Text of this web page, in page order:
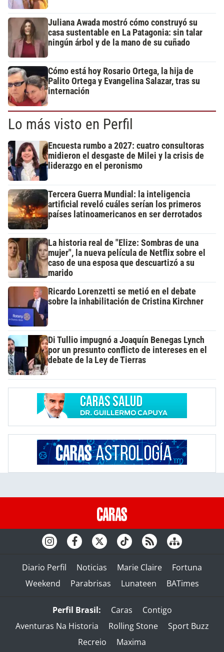
Juliana Awada mostró cómo construyó su
casa sustentable en La Patagonia: sin talar
ningún árbol y de la mano de su cuñado
Cómo está hoy Rosario Ortega, la hija de
Palito Ortega y Evangelina Salazar, tras su
internación
Lo más visto en Perfil
Encuesta rumbo a 2027: cuatro consultoras
midieron el desgaste de Milei y la crisis de
liderazgo en el peronismo
Tercera Guerra Mundial: la inteligencia
artificial reveló cuáles serían los primeros
países latinoamericanos en ser derrotados
La historia real de "Elize: Sombras de una
mujer", la nueva película de Netflix sobre el
caso de una esposa que descuartizó a su
marido
Ricardo Lorenzetti se metió en el debate
sobre la inhabilitación de Cristina Kirchner
Di Tullio impugnó a Joaquín Benegas Lynch
por un presunto conflicto de intereses en el
debate de la Ley de Tierras
Diario Perfil Noticias Marie Claire
Fortuna
Weekend
Parabrisas Lunateen BATimes
Perfil Brasil: Caras
Contigo
Aventuras Na Historia
Rolling Stone
Sport Buzz
Recreio
Maxima